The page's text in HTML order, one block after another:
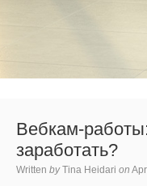
Вебкам-
заработать?
Written by Tina Heidari on